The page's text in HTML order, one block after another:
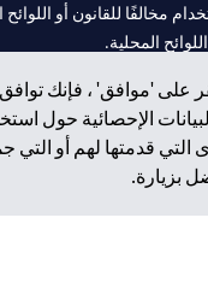
على 'موافق' ، فإنك
الإحصائية حول
التي قدمتها لهم أو التي
بزيارة.
للقانون أو اللوائح
المحلية.
1002019